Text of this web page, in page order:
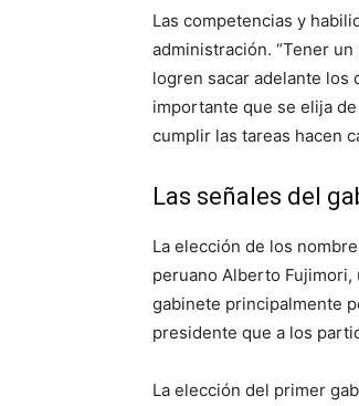
Las competencias y
administración. “Tener
logren sacar adelante los
importante que se elija
cumplir las tareas hacen
Las señales del
La elección de los
peruano Alberto Fujimori,
gabinete principalmente
presidente que a los
La elección del primer